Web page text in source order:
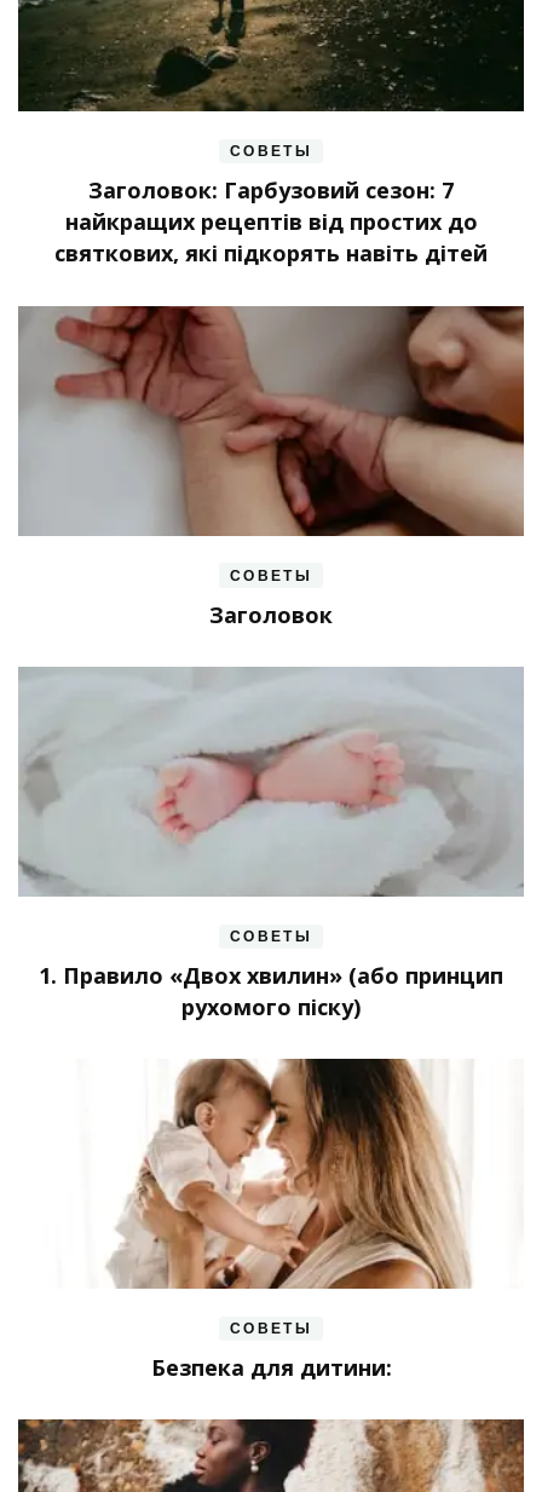
СОВЕТЫ
Заголовок: Гарбузовий сезон: 7
найкращих рецептів від простих до
святкових, які підкорять навіть дітей
СОВЕТЫ
Заголовок
СОВЕТЫ
1. Правило «Двох хвилин» (або принцип
рухомого піску)
СОВЕТЫ
Безпека для дитини: